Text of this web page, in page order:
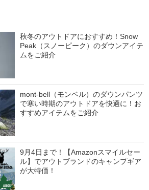
秋冬のアウトドアにおすすめ！Snow
Peak（スノーピーク）のダウンアイテ
ムをご紹介
mont-bell（モンベル）のダウンパンツ
で寒い時期のアウトドアを快適に！お
すすめアイテムをご紹介
9月4日まで！【Amazonスマイルセー
ル】でアウトブランドのキャンプギア
が大特価！